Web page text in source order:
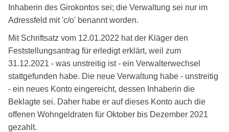
Inhaberin des Girokontos sei; die Verwaltung sei nur im
Adressfeld mit 'c/o' benannt worden.
Mit Schriftsatz vom 12.01.2022 hat der Kläger den
Feststellungsantrag für erledigt erklärt, weil zum
31.12.2021 - was unstreitig ist - ein Verwalterwechsel
stattgefunden habe. Die neue Verwaltung habe - unstreitig
- ein neues Konto eingereicht, dessen Inhaberin die
Beklagte sei. Daher habe er auf dieses Konto auch die
offenen Wohngeldraten für Oktober bis Dezember 2021
gezahlt.